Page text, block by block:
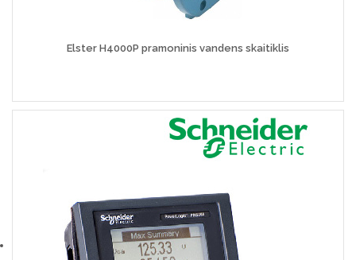
Elster H4000P pramoninis vandens skaitiklis